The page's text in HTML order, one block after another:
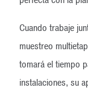
Cuando trabaje
muestreo
tomará el tiempo
instalaciones, su